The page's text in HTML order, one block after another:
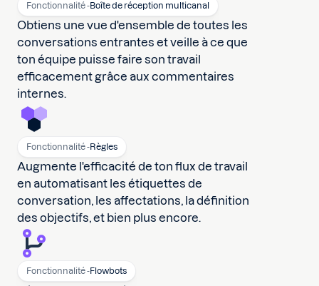
Fonctionnalité -Boîte de réception multicanal
Obtiens une vue d'ensemble de toutes les
conversations entrantes et veille à ce que
ton équipe puisse faire son travail
efficacement grâce aux commentaires
internes.
Fonctionnalité -Règles
Augmente l'efficacité de ton flux de travail
en automatisant les étiquettes de
conversation, les affectations, la définition
des objectifs, et bien plus encore.
Fonctionnalité -Flowbots